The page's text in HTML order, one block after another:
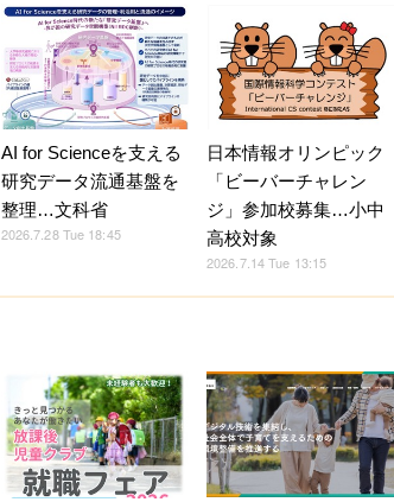
AI for Scienceを支える
研究データ流通基盤を
整理…文科省
2026.7.28 Tue 18:45
日本情報オリンピック
「ビーバーチャレン
ジ」参加校募集…小中
高校対象
2026.7.14 Tue 13:15